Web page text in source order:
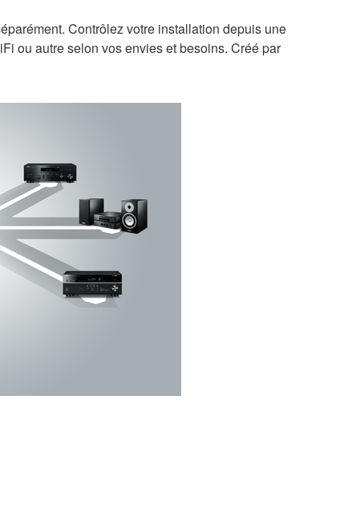
Contrôlez votre installation depuis une
ou autre selon vos envies et besoins. Créé par